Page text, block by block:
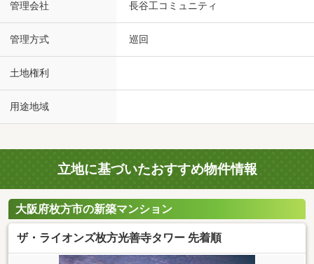
管理会社 長谷工コミュニティ
管理方式 巡回
土地権利
用途地域
立地に基づいたおすすめ物件情報
大阪府枚方市の新築マンション
ザ・ライオンズ枚方光善寺タワー 先着順